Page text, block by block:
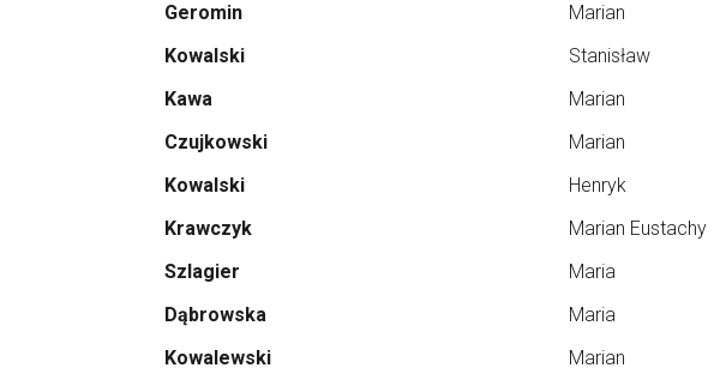
Geromin
Marian
Kowalski
Stanisław
Kawa
Marian
Czujkowski
Marian
Kowalski
Henryk
Krawczyk
Marian Eustachy
Szlagier
Maria
Dąbrowska
Maria
Kowalewski
Marian